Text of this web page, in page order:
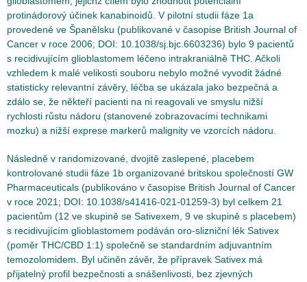
protinádorový účinek kanabinoidů. V pilotní studii fáze 1a
provedené ve Španělsku (publikované v časopise British Journal of
Cancer v roce 2006; DOI: 10.1038/sj.bjc.6603236) bylo 9 pacientů
s recidivujícím glioblastomem léčeno intrakraniálně THC. Ačkoli
vzhledem k malé velikosti souboru nebylo možné vyvodit žádné
statisticky relevantní závěry, léčba se ukázala jako bezpečná a
zdálo se, že někteří pacienti na ni reagovali ve smyslu nižší
rychlosti růstu nádoru (stanovené zobrazovacími technikami
mozku) a nižší exprese markerů malignity ve vzorcích nádoru.
Následně v randomizované, dvojitě zaslepené, placebem
kontrolované studii fáze 1b organizované britskou společností GW
Pharmaceuticals (publikováno v časopise British Journal of Cancer
v roce 2021; DOI: 10.1038/s41416-021-01259-3) byl celkem 21
pacientům (12 ve skupině se Sativexem, 9 ve skupině s placebem)
s recidivujícím glioblastomem podáván oro-slizniční lék Sativex
(poměr THC/CBD 1:1) společně se standardním adjuvantním
temozolomidem. Byl učiněn závěr, že přípravek Sativex má
přijatelný profil bezpečnosti a snášenlivosti, bez zjevných